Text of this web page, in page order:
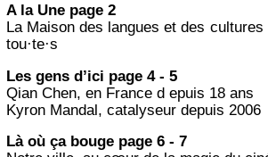
A la Une page 2
La Maison des langues et des
tou·te·s
Les gens d’ici page 4 - 5
Qian Chen, en France d epuis 18 ans
Kyron Mandal, catalyseur depuis 2006
Là où ça bouge page 6 - 7